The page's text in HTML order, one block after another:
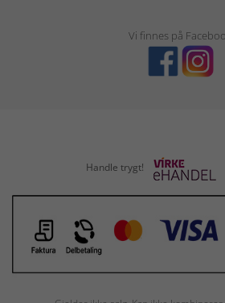
Vi finnes på
Handle trygt!